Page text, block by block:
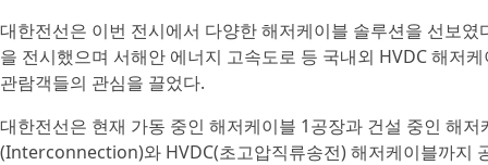
대한전선은 이번 전시에서 다양한 해저케이블 솔루션을 선보
을 전시했으며 서해안 에너지 고속도로 등 국내외 HVDC 해저
관람객들의 관심을 끌었다.
대한전선은 현재 가동 중인 해저케이블 1공장과 건설 중인 해
(Interconnection)와 HVDC(초고압직류송전) 해저케이블까지